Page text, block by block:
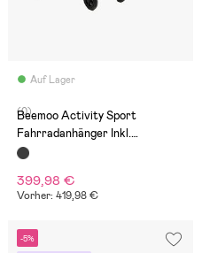
Auf Lager
(0)
Beemoo Activity Sport
Fahrradanhänger Inkl.
Regenschutz, Black
399,98 €
Vorher: 419,98 €
-5%